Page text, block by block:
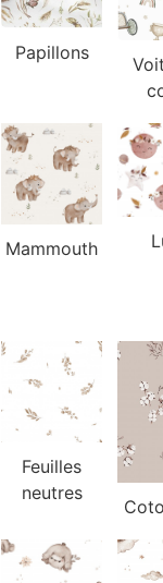
Papillons
Mammouth
Feuilles
neutres